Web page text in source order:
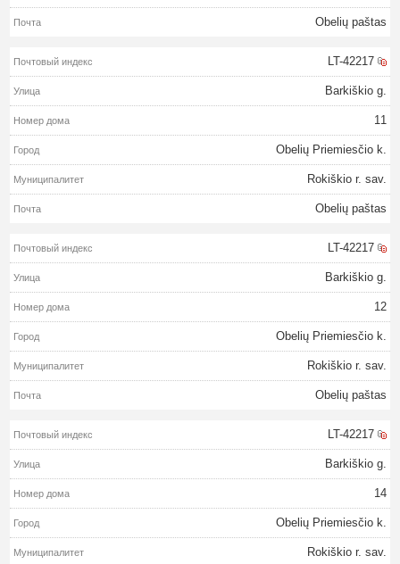
Obelių paštas
LT-42217
Barkiškio g.
11
Obelių Priemiesčio k.
Rokiškio r. sav.
Obelių paštas
LT-42217
Barkiškio g.
12
Obelių Priemiesčio k.
Rokiškio r. sav.
Obelių paštas
LT-42217
Barkiškio g.
14
Obelių Priemiesčio k.
Rokiškio r. sav.